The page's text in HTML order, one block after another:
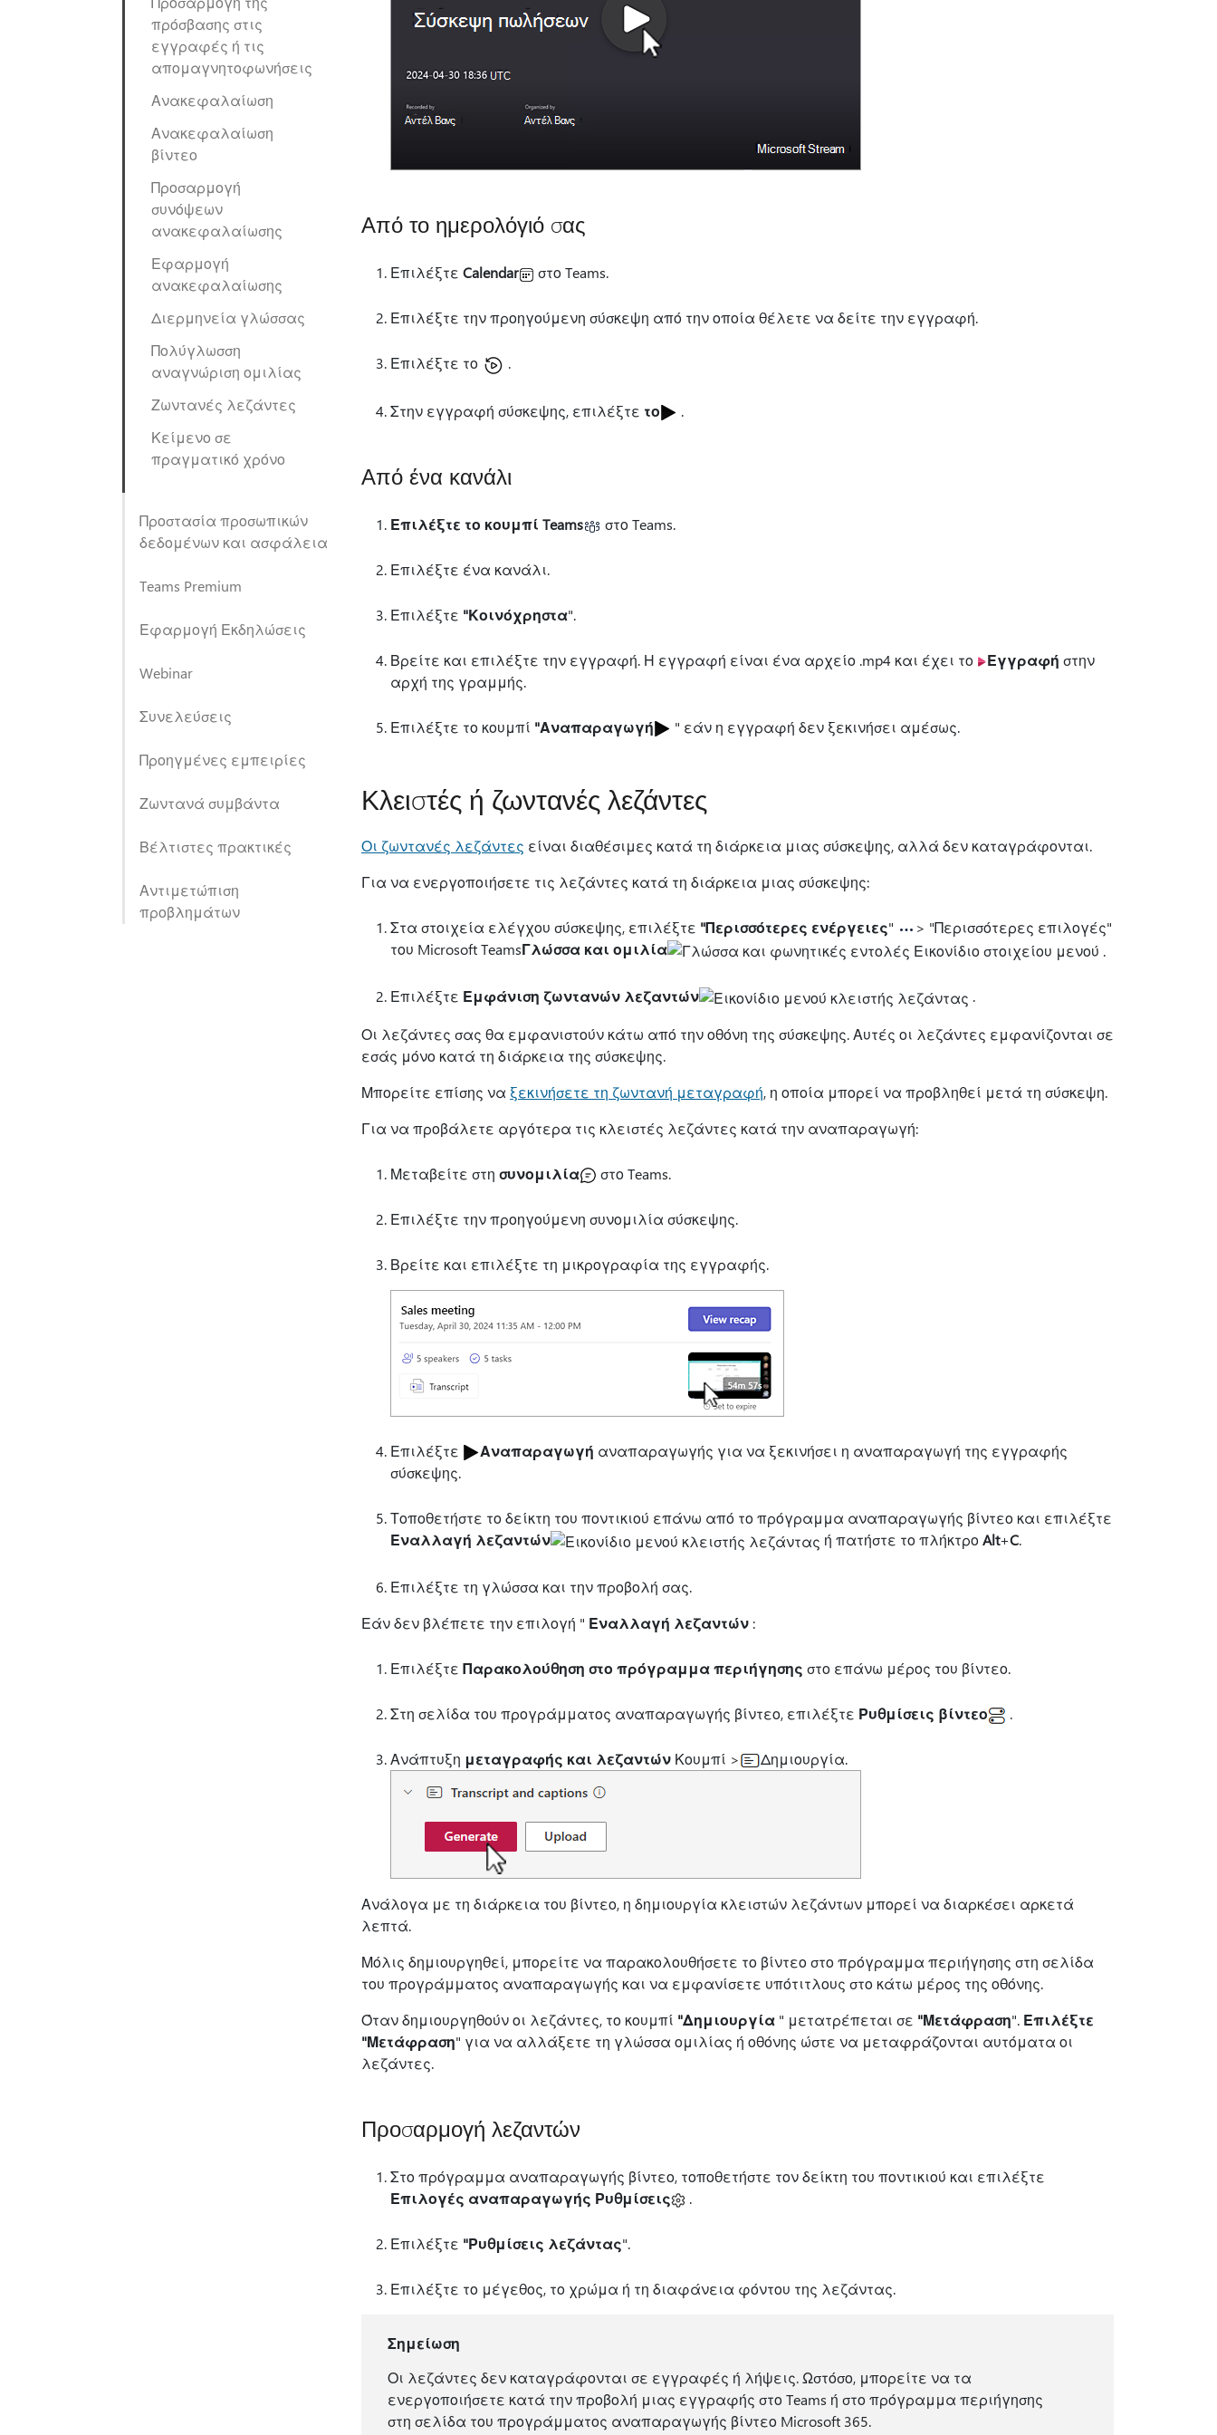
πρόσβασης στις
εγγραφές ή τις
απομαγνητοφωνήσεις
Ανακεφαλαίωση
Ανακεφαλαίωση
βίντεο
Προσαρμογή
συνόψεων
ανακεφαλαίωσης
Εφαρμογή
ανακεφαλαίωσης
Διερμηνεία γλώσσας
Πολύγλωσση
αναγνώριση ομιλίας
Ζωντανές λεζάντες
Κείμενο σε
πραγματικό χρόνο
Προστασία προσωπικών
δεδομένων και ασφάλεια
Teams Premium
Εφαρμογή Εκδηλώσεις
Webinar
Συνελεύσεις
Προηγμένες εμπειρίες
Ζωντανά συμβάντα
Βέλτιστες πρακτικές
Αντιμετώπιση
προβλημάτων
Από το ημερολόγιό σας
Επιλέξτε Calendar στο Teams.
Επιλέξτε την προηγούμενη σύσκεψη από την οποία θέλετε να δείτε την εγγραφή.
Επιλέξτε το .
Στην εγγραφή σύσκεψης, επιλέξτε το .
Από ένα κανάλι
Επιλέξτε το κουμπί Teams στο Teams.
Επιλέξτε ένα κανάλι.
Επιλέξτε "Κοινόχρηστα".
Βρείτε και επιλέξτε την εγγραφή. Η εγγραφή είναι ένα αρχείο .mp4 και έχει το Εγγραφή στην
αρχή της γραμμής.
Επιλέξτε το κουμπί "Αναπαραγωγή " εάν η εγγραφή δεν ξεκινήσει αμέσως.
Κλειστές ή ζωντανές λεζάντες
Οι ζωντανές λεζάντες είναι διαθέσιμες κατά τη διάρκεια μιας σύσκεψης, αλλά δεν καταγράφονται.
Για να ενεργοποιήσετε τις λεζάντες κατά τη διάρκεια μιας σύσκεψης:
Στα στοιχεία ελέγχου σύσκεψης, επιλέξτε "Περισσότερες ενέργειες"
> "Περισσότερες επιλογές"
του Microsoft TeamsΓλώσσα και ομιλία
Επιλέξτε Εμφάνιση ζωντανών λεζαντών
.
Οι λεζάντες σας θα εμφανιστούν κάτω από την οθόνη της σύσκεψης. Αυτές οι λεζάντες εμφανίζονται σε
εσάς μόνο κατά τη διάρκεια της σύσκεψης.
Μπορείτε επίσης να ξεκινήσετε τη ζωντανή μεταγραφή, η οποία μπορεί να προβληθεί μετά τη σύσκεψη.
Για να προβάλετε αργότερα τις κλειστές λεζάντες κατά την αναπαραγωγή:
Μεταβείτε στη συνομιλία στο Teams.
Επιλέξτε την προηγούμενη συνομιλία σύσκεψης.
Βρείτε και επιλέξτε τη μικρογραφία της εγγραφής.
Επιλέξτε Αναπαραγωγή αναπαραγωγής για να ξεκινήσει η αναπαραγωγή της εγγραφής
σύσκεψης.
Τοποθετήστε το δείκτη του ποντικιού επάνω από το πρόγραμμα αναπαραγωγής βίντεο και επιλέξτε
Εναλλαγή λεζαντών
ή πατήστε το πλήκτροAlt+C.
Επιλέξτε τη γλώσσα και την προβολή σας.
Εάν δεν βλέπετε την επιλογή " Εναλλαγή λεζαντών :
Επιλέξτε Παρακολούθηση στο πρόγραμμα περιήγησης στο επάνω μέρος του βίντεο.
Στη σελίδα του προγράμματος αναπαραγωγής βίντεο, επιλέξτε Ρυθμίσεις βίντεο .
Ανάπτυξη μεταγραφής και λεζαντών Κουμπί > Δημιουργία.
Ανάλογα με τη διάρκεια του βίντεο, η δημιουργία κλειστών λεζάντων μπορεί να διαρκέσει αρκετά
λεπτά.
Μόλις δημιουργηθεί, μπορείτε να παρακολουθήσετε το βίντεο στο πρόγραμμα περιήγησης στη σελίδα
του προγράμματος αναπαραγωγής και να εμφανίσετε υπότιτλους στο κάτω μέρος της οθόνης.
Όταν δημιουργηθούν οι λεζάντες, το κουμπί "Δημιουργία " μετατρέπεται σε "Μετάφραση". Επιλέξτε
"Μετάφραση" για να αλλάξετε τη γλώσσα ομιλίας ή οθόνης ώστε να μεταφράζονται αυτόματα οι
λεζάντες.
Προσαρμογή λεζαντών
Στο πρόγραμμα αναπαραγωγής βίντεο, τοποθετήστε τον δείκτη του ποντικιού και επιλέξτε
Επιλογές αναπαραγωγής Ρυθμίσεις
.
Επιλέξτε "Ρυθμίσεις λεζάντας".
Επιλέξτε το μέγεθος, το χρώμα ή τη διαφάνεια φόντου της λεζάντας.
Σημείωση
Οι λεζάντες δεν καταγράφονται σε εγγραφές ή λήψεις. Ωστόσο, μπορείτε να τα
ενεργοποιήσετε κατά την προβολή μιας εγγραφής στο Teams ή στο πρόγραμμα περιήγησης
στη σελίδα του προγράμματος αναπαραγωγής βίντεο Microsoft 365.